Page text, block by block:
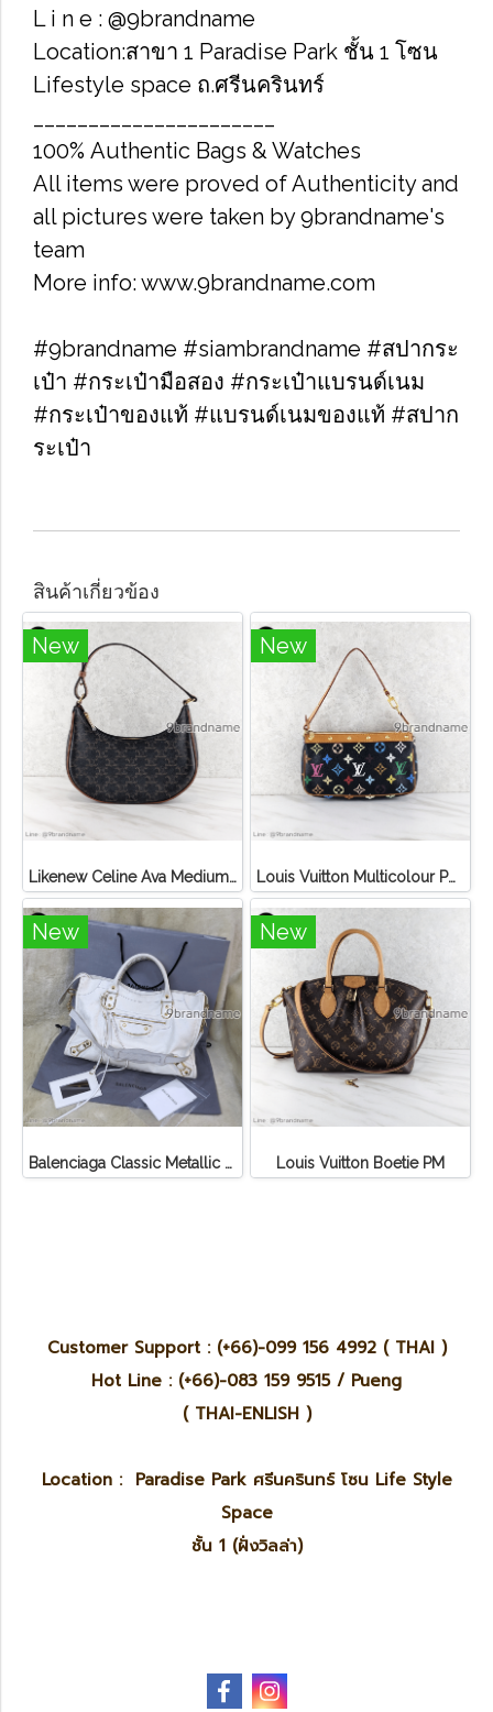
L i n e : @9brandname
Location:สาขา 1 Paradise Park ชั้น 1 โซน
Lifestyle space ถ.ศรีนครินทร์
100% Authentic Bags & Watches
All items were proved of Authenticity and
all pictures were taken by 9brandname's
team
More info: www.9brandname.com
#9brandname #siambrandname #สปากระ
เป๋า #กระเป๋ามือสอง #กระเป๋าแบรนด์เนม
#กระเป๋าของแท้ #แบรนด์เนมของแท้ #สปาก
ระเป๋า
สินค้าเกี่ยวข้อง
New
Likenew Celine Ava Medium Triomphe Canvas
New
Louis Vuitton Multicolour Pochette Canvas
New
Balenciaga Classic Metallic Edge City Bag
New
Louis Vuitton Boetie PM
Customer Support : (+66)-099 156 4992 ( THAI )
Hot Line : (+66)-083 159 9515 / Pueng
( THAI-ENLISH )
Location : Paradise Park ศรีนครินทร์ โซน Life Style
Space
ชั้น 1 (ฝั่งวิลล่า)